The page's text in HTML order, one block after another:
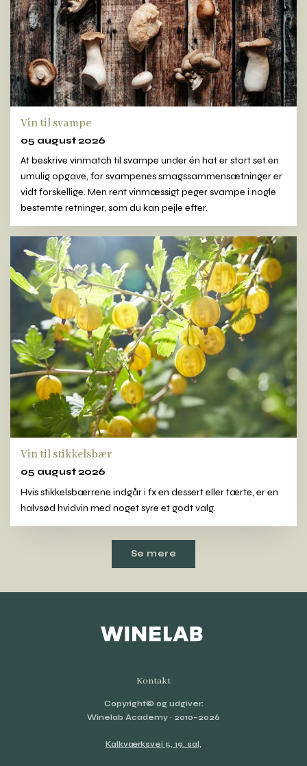
Vin til svampe
05 august 2026
At beskrive vinmatch til svampe under én hat er stort set en
umulig opgave, for svampenes smagssammensætninger er
vidt forskellige. Men rent vinmæssigt peger svampe i nogle
bestemte retninger, som du kan pejle efter.
Vin til stikkelsbær
05 august 2026
Hvis stikkelsbærrene indgår i fx en dessert eller tærte, er en
halvsød hvidvin med noget syre et godt valg.
Se mere
Kontakt
Copyright© og udgiver:
Winelab Academy · 2010–2026
Kalkværksvej 5, 19. sal,